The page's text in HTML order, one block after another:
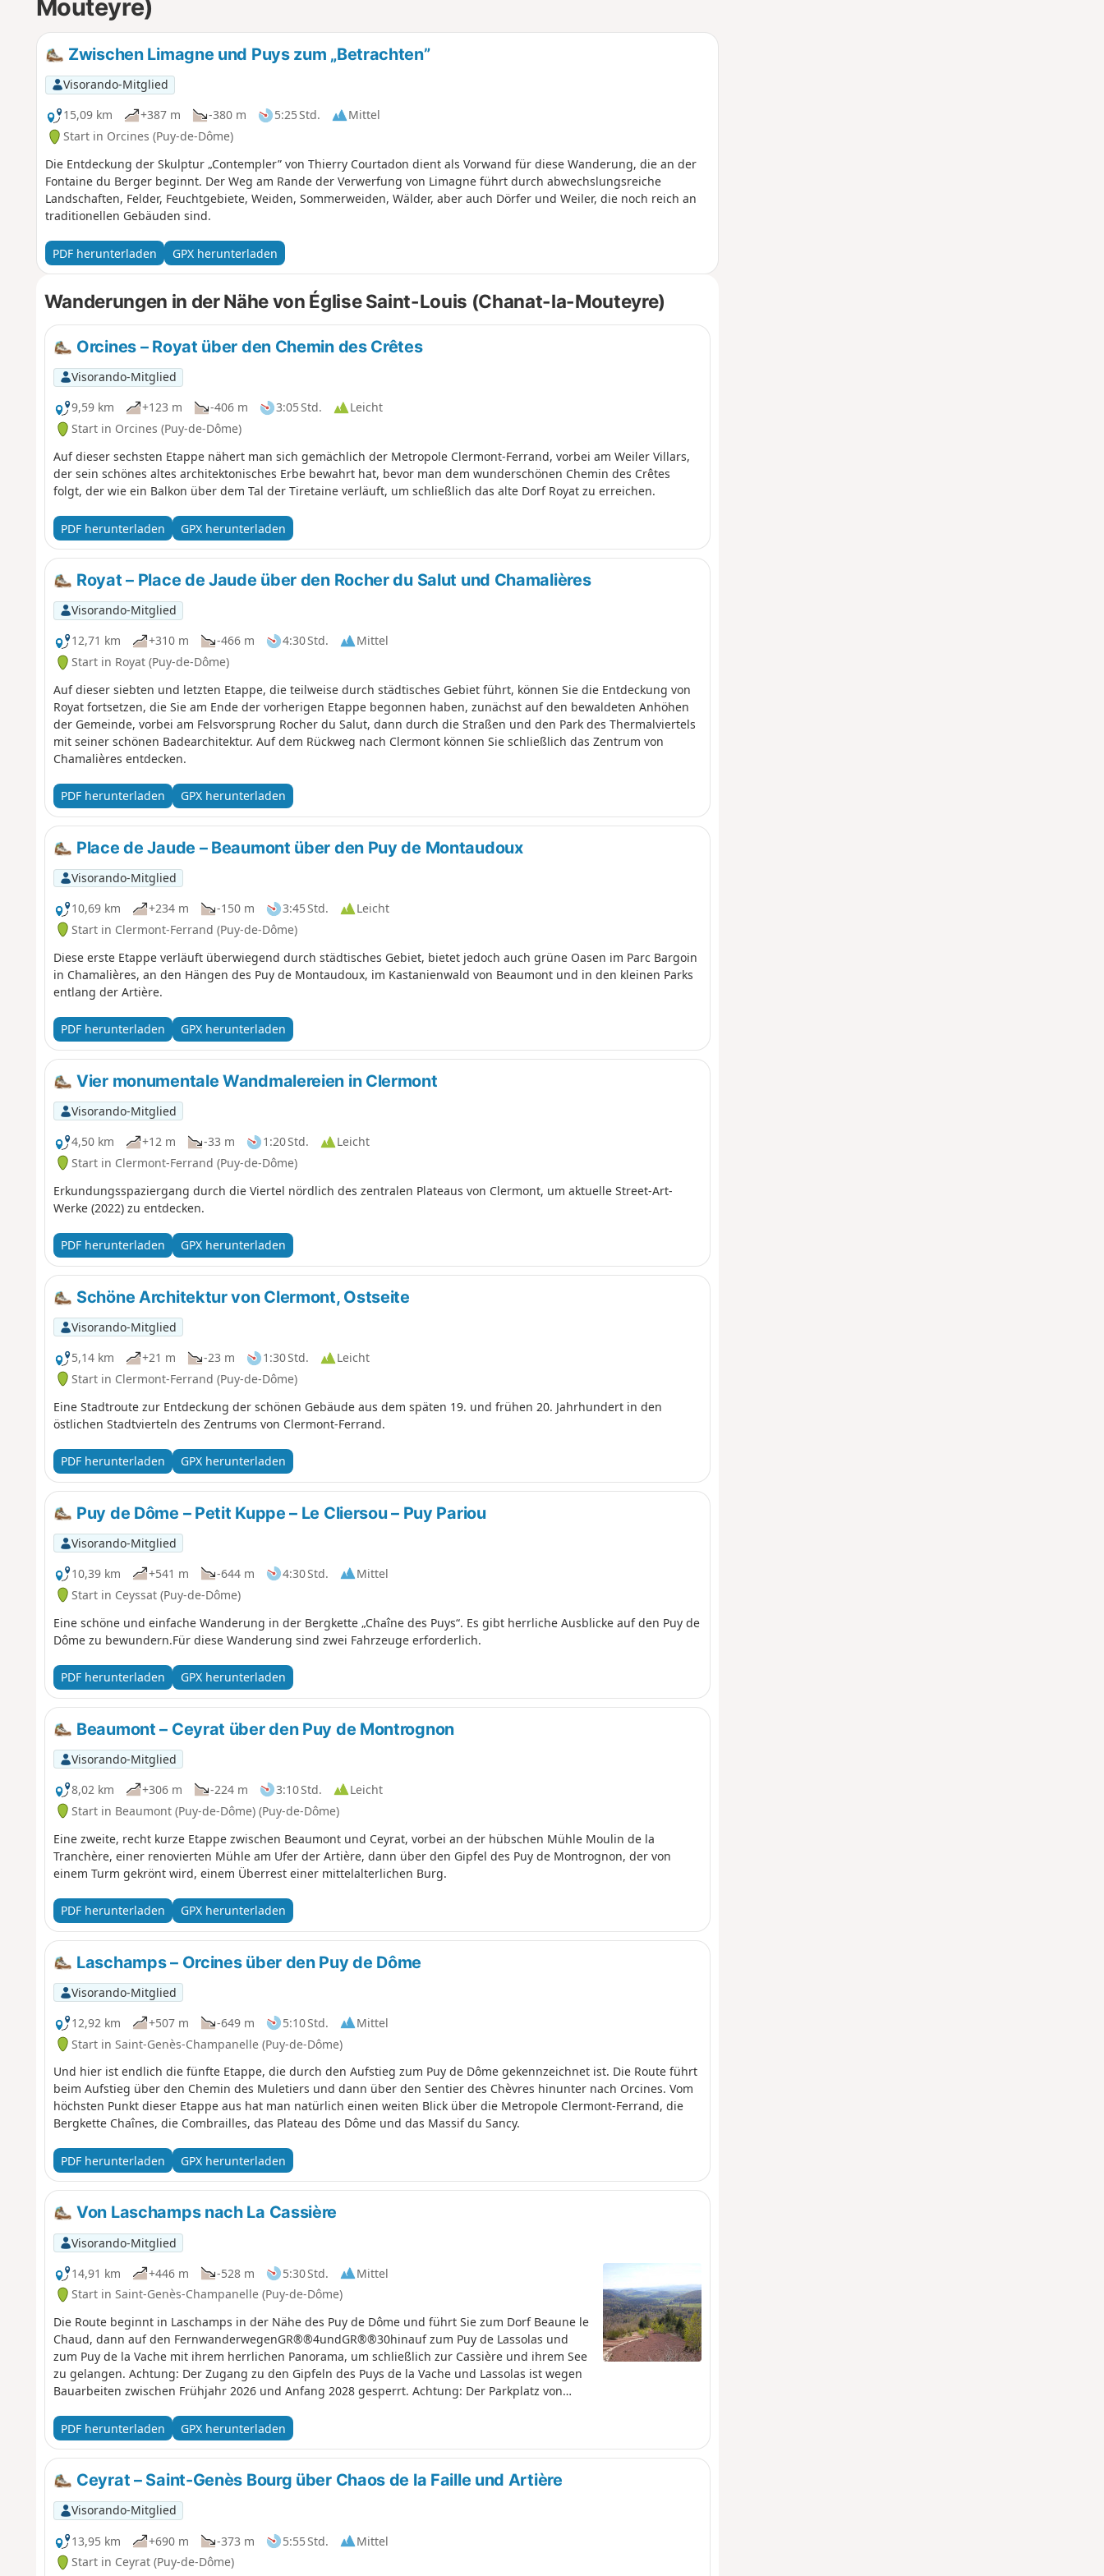
m
Mouteyre)
Zwischen Limagne und Puys zum „Betrachten”
Visorando-Mitglied
15,09 km
+387 m -380 m 5:25 Std.
Mittel
Start in Orcines (Puy-de-Dôme)
Die Entdeckung der Skulptur „Contempler” von Thierry Courtadon dient als Vorwand für diese Wanderung, die an der
Fontaine du Berger beginnt. Der Weg am Rande der Verwerfung von Limagne führt durch abwechslungsreiche
Landschaften, Felder, Feuchtgebiete, Weiden, Sommerweiden, Wälder, aber auch Dörfer und Weiler, die noch reich an
traditionellen Gebäuden sind.
PDF herunterladen GPX herunterladen
Wanderungen in der Nähe von Église Saint-Louis (Chanat-la-Mouteyre)
Orcines – Royat über den Chemin des Crêtes
Visorando-Mitglied
9,59 km
+123 m -406 m 3:05 Std.
Leicht
Start in Orcines (Puy-de-Dôme)
Auf dieser sechsten Etappe nähert man sich gemächlich der Metropole Clermont-Ferrand, vorbei am Weiler Villars,
der sein schönes altes architektonisches Erbe bewahrt hat, bevor man dem wunderschönen Chemin des Crêtes
folgt, der wie ein Balkon über dem Tal der Tiretaine verläuft, um schließlich das alte Dorf Royat zu erreichen.
PDF herunterladen GPX herunterladen
Royat – Place de Jaude über den Rocher du Salut und Chamalières
Visorando-Mitglied
12,71 km
+310 m -466 m 4:30 Std.
Mittel
Start in Royat (Puy-de-Dôme)
Auf dieser siebten und letzten Etappe, die teilweise durch städtisches Gebiet führt, können Sie die Entdeckung von
Royat fortsetzen, die Sie am Ende der vorherigen Etappe begonnen haben, zunächst auf den bewaldeten Anhöhen
der Gemeinde, vorbei am Felsvorsprung Rocher du Salut, dann durch die Straßen und den Park des Thermalviertels
mit seiner schönen Badearchitektur. Auf dem Rückweg nach Clermont können Sie schließlich das Zentrum von
Chamalières entdecken.
PDF herunterladen GPX herunterladen
Place de Jaude – Beaumont über den Puy de Montaudoux
Visorando-Mitglied
10,69 km
+234 m -150 m 3:45 Std.
Leicht
Start in Clermont-Ferrand (Puy-de-Dôme)
Diese erste Etappe verläuft überwiegend durch städtisches Gebiet, bietet jedoch auch grüne Oasen im Parc Bargoin
in Chamalières, an den Hängen des Puy de Montaudoux, im Kastanienwald von Beaumont und in den kleinen Parks
entlang der Artière.
PDF herunterladen GPX herunterladen
Vier monumentale Wandmalereien in Clermont
Visorando-Mitglied
4,50 km
+12 m -33 m 1:20 Std.
Leicht
Start in Clermont-Ferrand (Puy-de-Dôme)
Erkundungsspaziergang durch die Viertel nördlich des zentralen Plateaus von Clermont, um aktuelle Street-Art-
Werke (2022) zu entdecken.
PDF herunterladen GPX herunterladen
Schöne Architektur von Clermont, Ostseite
Visorando-Mitglied
5,14 km
+21 m -23 m 1:30 Std.
Leicht
Start in Clermont-Ferrand (Puy-de-Dôme)
Eine Stadtroute zur Entdeckung der schönen Gebäude aus dem späten 19. und frühen 20. Jahrhundert in den
östlichen Stadtvierteln des Zentrums von Clermont-Ferrand.
PDF herunterladen GPX herunterladen
Puy de Dôme – Petit Kuppe – Le Cliersou – Puy Pariou
Visorando-Mitglied
10,39 km
+541 m -644 m 4:30 Std.
Mittel
Start in Ceyssat (Puy-de-Dôme)
Eine schöne und einfache Wanderung in der Bergkette „Chaîne des Puys“. Es gibt herrliche Ausblicke auf den Puy de
Dôme zu bewundern.Für diese Wanderung sind zwei Fahrzeuge erforderlich.
PDF herunterladen GPX herunterladen
Beaumont – Ceyrat über den Puy de Montrognon
Visorando-Mitglied
8,02 km
+306 m -224 m 3:10 Std.
Leicht
Start in Beaumont (Puy-de-Dôme) (Puy-de-Dôme)
Eine zweite, recht kurze Etappe zwischen Beaumont und Ceyrat, vorbei an der hübschen Mühle Moulin de la
Tranchère, einer renovierten Mühle am Ufer der Artière, dann über den Gipfel des Puy de Montrognon, der von
einem Turm gekrönt wird, einem Überrest einer mittelalterlichen Burg.
PDF herunterladen GPX herunterladen
Laschamps – Orcines über den Puy de Dôme
Visorando-Mitglied
12,92 km
+507 m -649 m 5:10 Std.
Mittel
Start in Saint-Genès-Champanelle (Puy-de-Dôme)
Und hier ist endlich die fünfte Etappe, die durch den Aufstieg zum Puy de Dôme gekennzeichnet ist. Die Route führt
beim Aufstieg über den Chemin des Muletiers und dann über den Sentier des Chèvres hinunter nach Orcines. Vom
höchsten Punkt dieser Etappe aus hat man natürlich einen weiten Blick über die Metropole Clermont-Ferrand, die
Bergkette Chaînes, die Combrailles, das Plateau des Dôme und das Massif du Sancy.
PDF herunterladen GPX herunterladen
Von Laschamps nach La Cassière
Visorando-Mitglied
14,91 km
+446 m -528 m 5:30 Std.
Mittel
Start in Saint-Genès-Champanelle (Puy-de-Dôme)
Die Route beginnt in Laschamps in der Nähe des Puy de Dôme und führt Sie zum Dorf Beaune le
Chaud, dann auf den FernwanderwegenGR®®4undGR®®30hinauf zum Puy de Lassolas und
zum Puy de la Vache mit ihrem herrlichen Panorama, um schließlich zur Cassière und ihrem See
zu gelangen. Achtung: Der Zugang zu den Gipfeln des Puys de la Vache und Lassolas ist wegen
Bauarbeiten zwischen Frühjahr 2026 und Anfang 2028 gesperrt. Achtung: Der Parkplatz von
PDF herunterladen
GPX herunterladen
Ceyrat – Saint-Genès Bourg über Chaos de la Faille und Artière
Visorando-Mitglied
13,95 km
+690 m -373 m 5:55 Std.
Mittel
Start in Ceyrat (Puy-de-Dôme)